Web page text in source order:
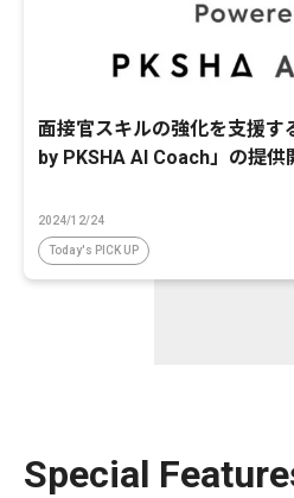
面接官スキルの強化を支援
by PKSHA AI Coach」の提供
2024/12/24
Today's PICK UP
Special